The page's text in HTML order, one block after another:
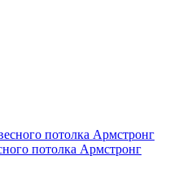
потолка Армстронг